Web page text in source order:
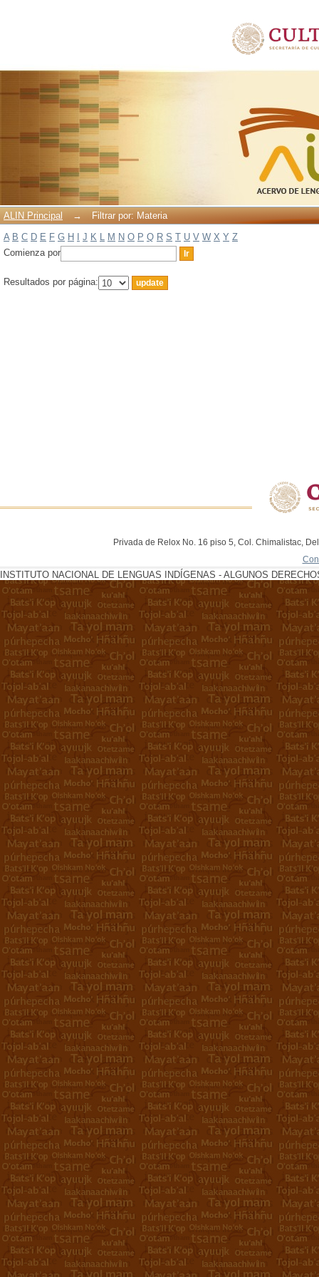
ALIN Principal →
Filtrar por: Materia
A B C D E F G H J K L M N O P Q R S T U V W X Y Z
Comienza por
Resultados por página:
Privada de Relox No. 16 piso 5, Col. Chimalistac,
INSTITUTO NACIONAL DE LENGUAS INDÍGENAS - ALGUNOS